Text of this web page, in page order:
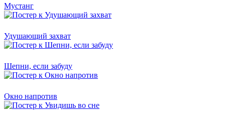
Мустанг
Удушающий захват
Шепни, если забуду
Окно напротив